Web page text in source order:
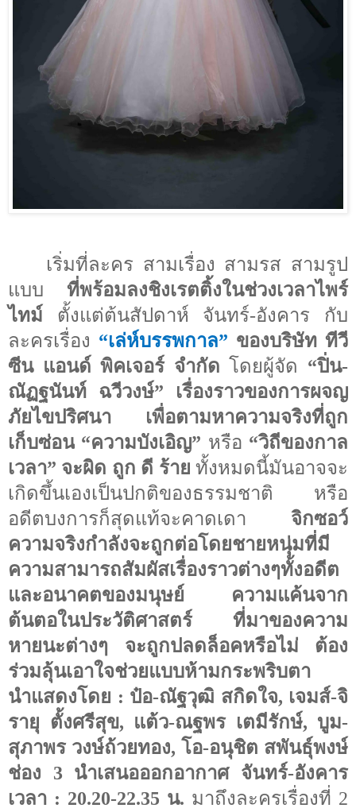
เริ่มที่ละคร สามเรื่อง สามรส สามรูป
แบบ ที่พร้อมลงชิงเรตติ้งในช่วงเวลาไพร์
ไทม์ ตั้งแต่ต้นสัปดาห์ จันทร์-อังคาร กับ
ละครเรื่อง “เล่ห์บรรพกาล” ของบริษัท ทีวี
ซีน แอนด์ พิคเจอร์ จำกัด โดยผู้จัด “ปิ่น-
ณัฏฐนันท์ ฉวีวงษ์”
เรื่องราวของการผจญ
ภัยไขปริศนา เพื่อตามหาความจริงที่ถูก
เก็บซ่อน “ความบังเอิญ” หรือ “วิถีของกาล
เวลา” จะผิด ถูก ดี ร้าย ทั้งหมดนี้มันอาจจะ
เกิดขึ้นเองเป็นปกติของธรรมชาติ หรือ
อดีตบงการก็สุดแท้จะคาดเดา จิกซอว์
ความจริงกำลังจะถูกต่อโดยชายหนุ่มที่มี
ความสามารถสัมผัสเรื่องราวต่างๆทั้งอดีต
และอนาคตของมนุษย์ ความแค้นจาก
ต้นตอในประวัติศาสตร์ ที่มาของความ
หายนะต่างๆ จะถูกปลดล็อคหรือไม่ ต้อง
ร่วมลุ้นเอาใจช่วยแบบห้ามกระพริบตา
นำแสดงโดย : ป๋อ-ณัฐวุฒิ สกิดใจ, เจมส์-จิ
รายุ ตั้งศรีสุข, แต้ว-ณฐพร เตมีรักษ์, บูม-
สุภาพร วงษ์ถ้วยทอง, โอ-อนุชิต สพันธุ์พงษ์
ช่อง 3 นำเสนอออกอากาศ จันทร์-อังคาร
เวลา : 20.20-22.35 น. มาถึงละครเรื่องที่ 2